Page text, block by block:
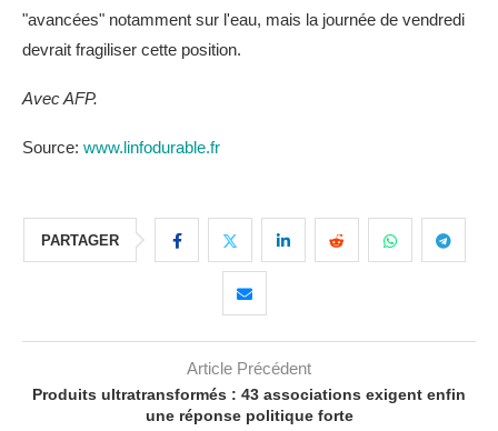
"avancées" notamment sur l'eau, mais la journée de vendredi
devrait fragiliser cette position.
Avec AFP.
Source: www.linfodurable.fr
PARTAGER
Article Précédent
Produits ultratransformés : 43 associations exigent enfin
une réponse politique forte